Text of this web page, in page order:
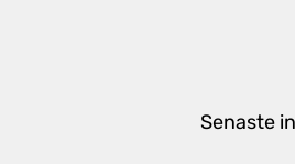
Senaste